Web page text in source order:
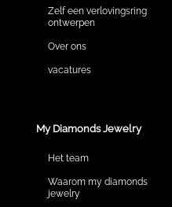
Zelf een verlovingsring
ontwerpen
Over ons
vacatures
My Diamonds Jewelry
Het team
Waarom my diamonds
jewelry